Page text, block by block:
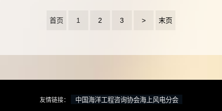
首页 1 2 3 > 末页
友情链接：